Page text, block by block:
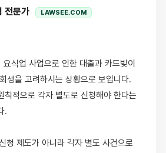
전문가 LAWSEE.COM
생을 고려하시는 상황으로 보입니다.
칙적으로 각자 별도로 신청해야 한다는
.
청 제도가 아니라 각자 별도 사건으로